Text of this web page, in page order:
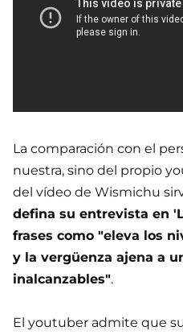
La comparación con el
nuestra, sino del propio
del vídeo de Wismichu
defina su entrevista en
frases como "eleva los
y la vergüenza ajena a
inalcanzables".
El youtuber admite que